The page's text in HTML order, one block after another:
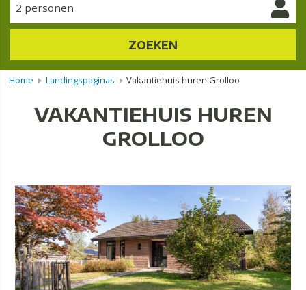
2 personen
ZOEKEN
Home Landingspaginas Vakantiehuis huren Grolloo
VAKANTIEHUIS HUREN
GROLLOO